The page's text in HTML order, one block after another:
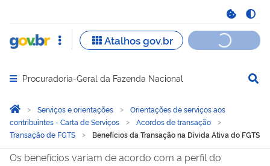
Abrir menu principal de navegação
Procuradoria-Geral da Fazenda Nacional
Você está aqui:
Página Inicial
Serviços e orientações
Orientações de serviços aos
contribuintes - Carta de Serviços
Acordos de transação
Transação de FGTS
Benefícios da Transação na Dívida Ativa do FGTS
Os benefícios variam de acordo com a perfil do